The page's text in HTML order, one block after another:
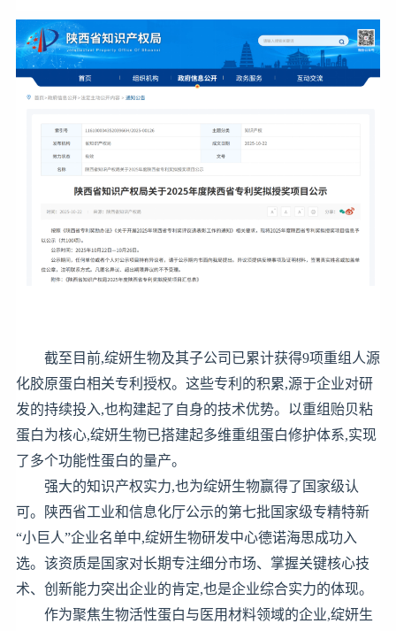
截至目前,绽妍生物及其子公司已累计获得9项重组人源
化胶原蛋白相关专利授权。这些专利的积累,源于企业对研
发的持续投入,也构建起了自身的技术优势。以重组贻贝粘
蛋白为核心,绽妍生物已搭建起多维重组蛋白修护体系,实现
了多个功能性蛋白的量产。
强大的知识产权实力,也为绽妍生物赢得了国家级认
可。陕西省工业和信息化厅公示的第七批国家级专精特新
“小巨人”企业名单中,绽妍生物研发中心德诺海思成功入
选。该资质是国家对长期专注细分市场、掌握关键核心技
术、创新能力突出企业的肯定,也是企业综合实力的体现。
作为聚焦生物活性蛋白与医用材料领域的企业,绽妍生